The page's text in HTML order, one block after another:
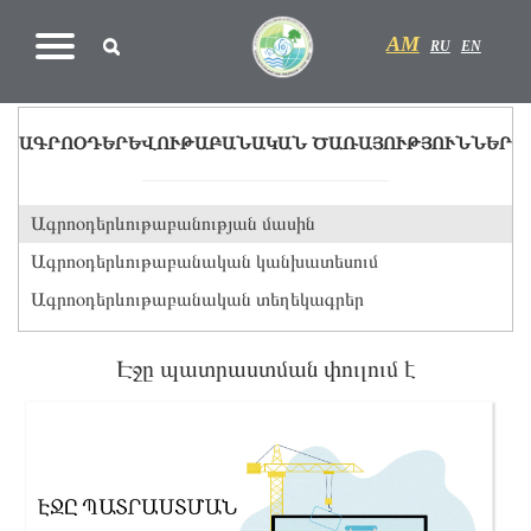
AM RU EN
ԱԳՐՈՕԴԵՐԵՎՈՒԹԱԲԱՆԱԿԱՆ ԾԱՌԱՅՈՒԹՅՈՒՆՆԵՐ
Ագրոօդերևութաբանության մասին
Ագրոօդերևութաբանական կանխատեսում
Ագրոօդերևութաբանական տեղեկագրեր
Էջը պատրաստման փուլում է